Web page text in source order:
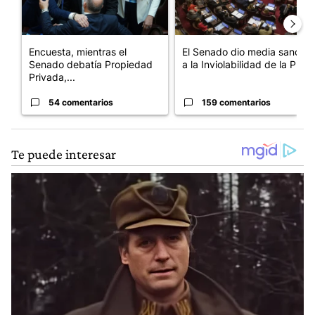
Encuesta, mientras el
Senado debatía Propiedad
Privada,...
54 comentarios
El Senado dio media sanción
a la Inviolabilidad de la P...
159 comentarios